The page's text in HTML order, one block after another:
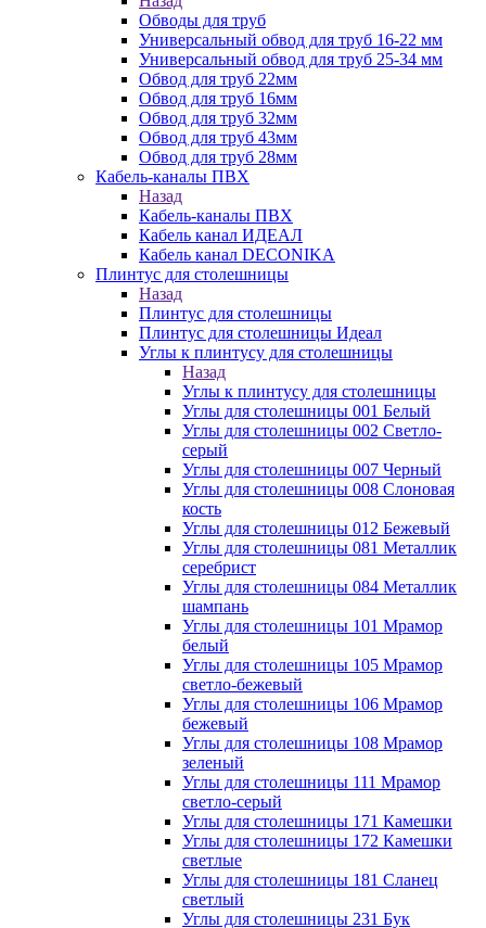
Обводы для труб
Универсальный обвод для труб 16-22 мм
Универсальный обвод для труб 25-34 мм
Обвод для труб 22мм
Обвод для труб 16мм
Обвод для труб 32мм
Обвод для труб 43мм
Обвод для труб 28мм
Кабель-каналы ПВХ
Назад
Кабель-каналы ПВХ
Кабель канал ИДЕАЛ
Кабель канал DECONIKA
Плинтус для столешницы
Назад
Плинтус для столешницы
Плинтус для столешницы Идеал
Углы к плинтусу для столешницы
Назад
Углы к плинтусу для столешницы
Углы для столешницы 001 Белый
Углы для столешницы 002 Светло-
серый
Углы для столешницы 007 Черный
Углы для столешницы 008 Слоновая
кость
Углы для столешницы 012 Бежевый
Углы для столешницы 081 Металлик
серебрист
Углы для столешницы 084 Металлик
шампань
Углы для столешницы 101 Мрамор
белый
Углы для столешницы 105 Мрамор
светло-бежевый
Углы для столешницы 106 Мрамор
бежевый
Углы для столешницы 108 Мрамор
зеленый
Углы для столешницы 111 Мрамор
светло-серый
Углы для столешницы 171 Камешки
Углы для столешницы 172 Камешки
светлые
Углы для столешницы 181 Сланец
светлый
Углы для столешницы 231 Бук